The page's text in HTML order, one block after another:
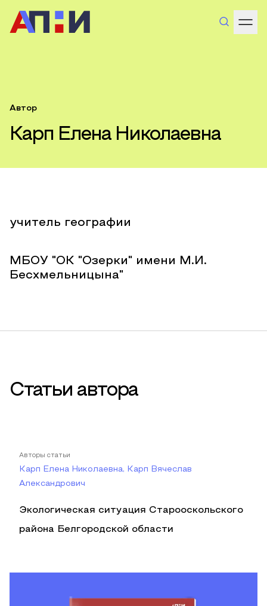
Автор
Карп Елена Николаевна
учитель географии
МБОУ "ОК "Озерки" имени М.И.
Бесхмельницына"
Статьи автора
Авторы статьи
Карп Елена Николаевна, Карп Вячеслав
Александрович
Экологическая ситуация Старооскольского
района Белгородской области